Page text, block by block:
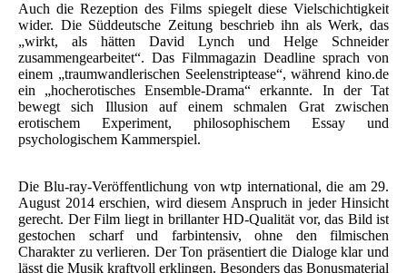
Auch die Rezeption des Films spiegelt diese Vielschichtigkeit
wider. Die Süddeutsche Zeitung beschrieb ihn als Werk, das
„wirkt, als hätten David Lynch und Helge Schneider
zusammengearbeitet“. Das Filmmagazin Deadline sprach von
einem „traumwandlerischen Seelenstriptease“, während kino.de
ein „hocherotisches Ensemble-Drama“ erkannte. In der Tat
bewegt sich Illusion auf einem schmalen Grat zwischen
erotischem Experiment, philosophischem Essay und
psychologischem Kammerspiel.
Die Blu-ray-Veröffentlichung von wtp international, die am 29.
August 2014 erschien, wird diesem Anspruch in jeder Hinsicht
gerecht. Der Film liegt in brillanter HD-Qualität vor, das Bild ist
gestochen scharf und farbintensiv, ohne den filmischen
Charakter zu verlieren. Der Ton präsentiert die Dialoge klar und
lässt die Musik kraftvoll erklingen. Besonders das Bonusmaterial